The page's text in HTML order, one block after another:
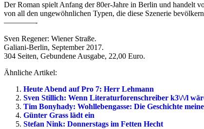
Der Roman spielt Anfang der 80er-Jahre in Berlin und handelt
von all den ungewöhnlichen Typen, die diese Szenerie
————-
Sven Regener: Wiener Straße.
Galiani-Berlin, September 2017.
304 Seiten, Gebundene Ausgabe, 22,00 Euro.
Ähnliche Artikel:
Heute Abend auf Pro 7: Herr Lehmann
Sven Stillich: Wenn Literaturforenschreiber k3\/\/l
Tim Bonyhady: Wohllebengasse: Die Geschichte
Günter Grass lädt ein
Stefan Nink: Donnerstags im Fetten Hecht